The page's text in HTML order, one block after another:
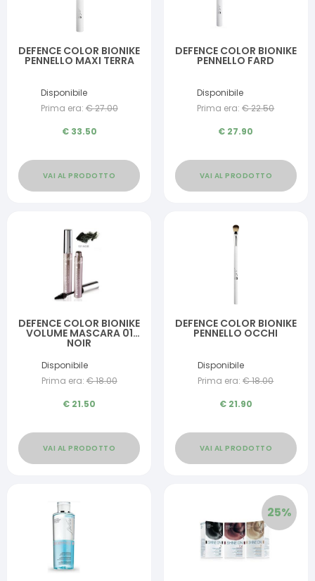
DEFENCE COLOR BIONIKE
PENNELLO MAXI TERRA
Disponibile
Prima era: €27.00
€ 33.50
VAI AL PRODOTTO
DEFENCE COLOR BIONIKE
PENNELLO FARD
Disponibile
Prima era: €22.50
€ 27.90
VAI AL PRODOTTO
DEFENCE COLOR BIONIKE
VOLUME MASCARA 01
NOIR
Disponibile
Prima era: €18.00
€ 21.50
VAI AL PRODOTTO
DEFENCE COLOR BIONIKE
PENNELLO OCCHI
Disponibile
Prima era: €18.00
€ 21.90
VAI AL PRODOTTO
25%